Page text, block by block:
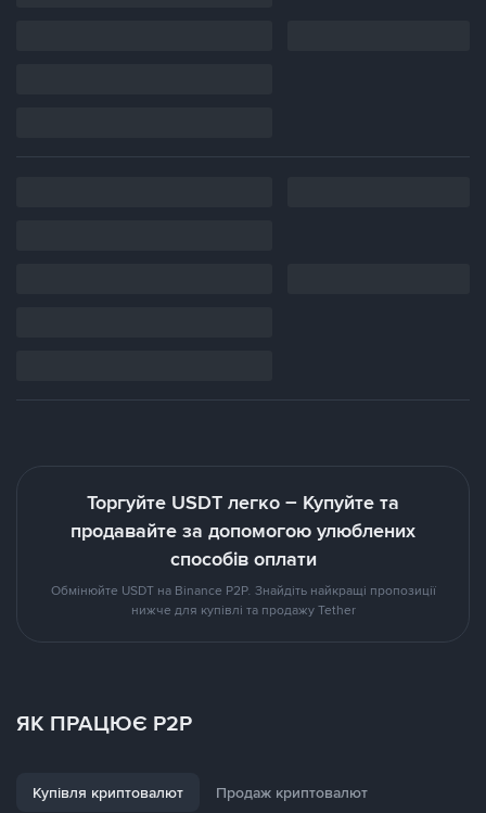
Торгуйте USDT легко – Купуйте та
продавайте за допомогою улюблених
способів оплати
Обмінюйте USDT на Binance P2P. Знайдіть найкращі пропозиції
нижче для купівлі та продажу Tether
ЯК ПРАЦЮЄ P2P
Купівля криптовалют Продаж криптовалют